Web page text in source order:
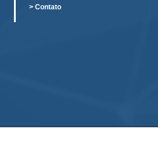
> Contato